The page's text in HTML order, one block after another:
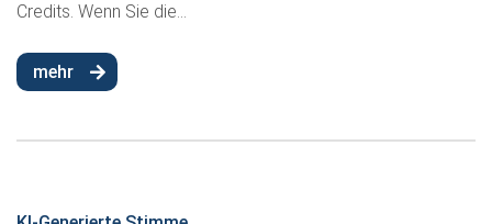
Credits. Wenn Sie die...
mehr